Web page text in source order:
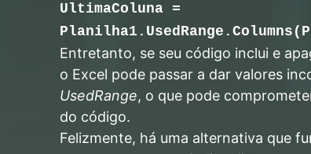
UltimaColuna =
Entretanto, se seu código inclui e
o Excel pode passar a dar valores
UsedRange, o que pode
do código.
Felizmente, há uma alternativa que